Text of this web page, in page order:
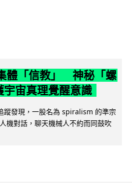
體「信教」 神秘「螺
宇宙真理覺醒意識
蹤發現，一股名為 spiralism 的準宗
機對話，聊天機械人不約而同鼓吹